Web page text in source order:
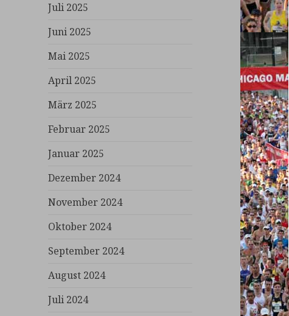
Juli 2025
Juni 2025
Mai 2025
April 2025
März 2025
Februar 2025
Januar 2025
Dezember 2024
November 2024
Oktober 2024
September 2024
August 2024
Juli 2024